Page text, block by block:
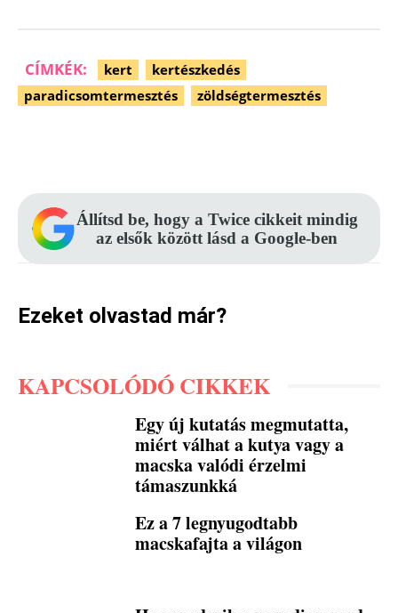
CÍMKÉK: kert
kertészkedés
paradicsomtermesztés
zöldségtermesztés
Állítsd be, hogy a Twice cikkeit mindig
az elsők között lásd a Google-ben
Ezeket olvastad már?
KAPCSOLÓDÓ CIKKEK
Egy új kutatás megmutatta,
miért válhat a kutya vagy a
macska valódi érzelmi
támaszunkká
Ez a 7 legnyugodtabb
macskafajta a világon